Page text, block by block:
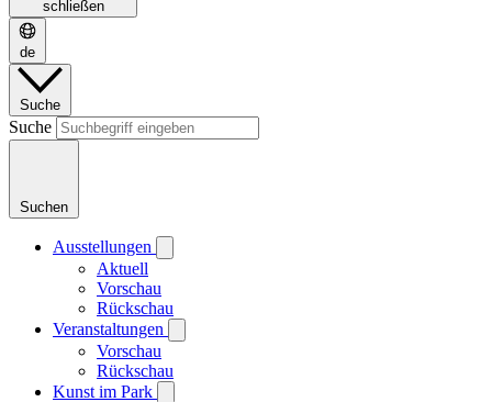
schließen
de
Suche
Suche
Suchen
Ausstellungen
Aktuell
Vorschau
Rückschau
Veranstaltungen
Vorschau
Rückschau
Kunst im Park